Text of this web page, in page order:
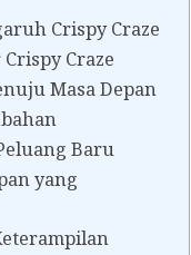
Crispy Craze
Craze
Masa Depan
Baru
yang